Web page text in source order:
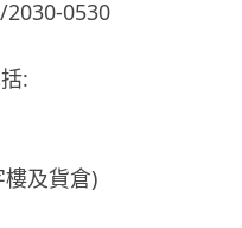
2030-0530
:
及貨倉)